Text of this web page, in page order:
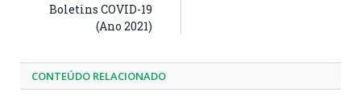
Boletins COVID-19
(Ano 2021)
CONTEÚDO RELACIONADO